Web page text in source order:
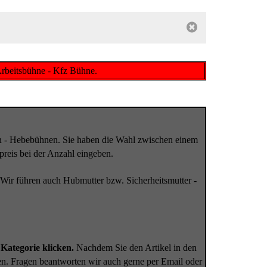
- Kfz Bühne.
Hebebühnen. Sie haben die Wahl zwischen einem
bei der Anzahl eingeben.
führen auch Hubmutter bzw. Sicherheitsmutter -
klicken. Nachdem Sie den Artikel in den
Fragen beantworten wir auch gerne per Email oder